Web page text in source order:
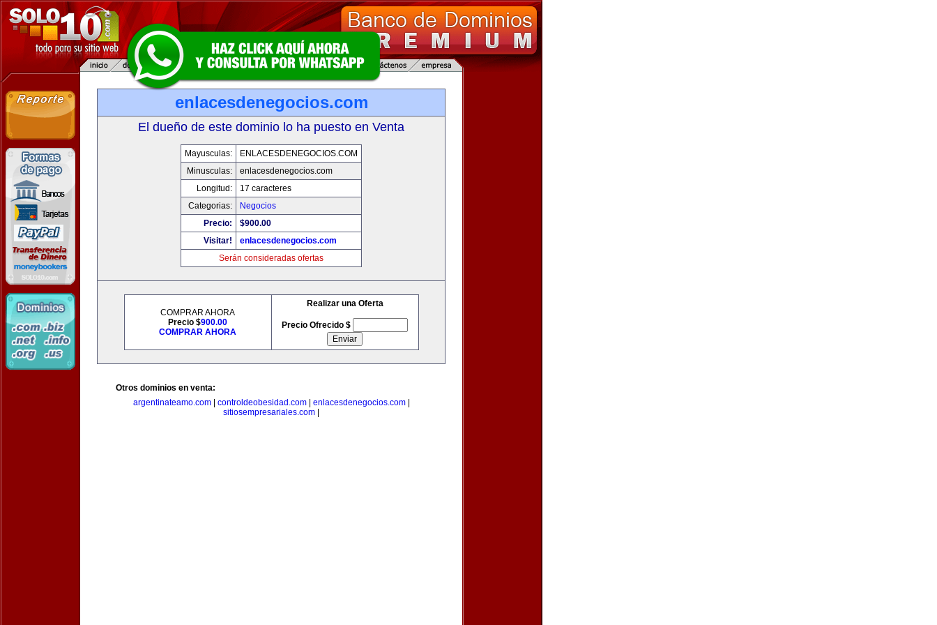
enlacesdenegocios.com
El dueño de este dominio lo ha puesto en Venta
Mayusculas:
ENLACESDENEGOCIOS.COM
Minusculas:
enlacesdenegocios.com
Longitud:
17 caracteres
Categorias:
Negocios
Precio:
$900.00
Visitar!
enlacesdenegocios.com
Serán consideradas ofertas
COMPRAR AHORA
Precio $900.00
COMPRAR AHORA
Realizar una Oferta
Precio Ofrecido $
Otros dominios en venta:
argentinateamo.com| controldeobesidad.com| enlacesdenegocios.com|
sitiosempresariales.com